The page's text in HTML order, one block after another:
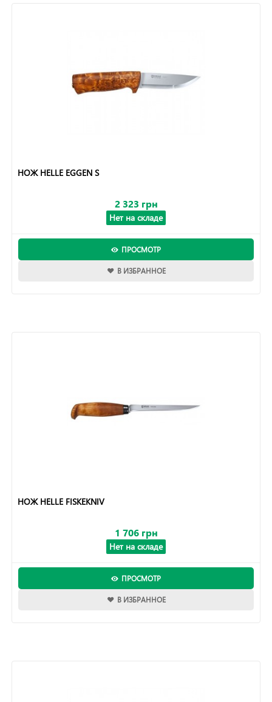
НОЖ HELLE EGGEN S
2 323 грн
Нет на складе
ПРОСМОТР
В ИЗБРАННОЕ
НОЖ HELLE FISKEKNIV
1 706 грн
Нет на складе
ПРОСМОТР
В ИЗБРАННОЕ